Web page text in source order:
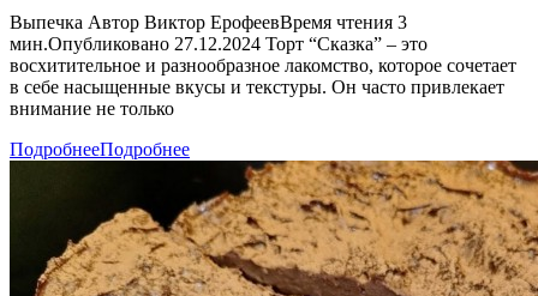
Выпечка Автор Виктор ЕрофеевВремя чтения 3
мин.Опубликовано 27.12.2024 Торт “Сказка” – это
восхитительное и разнообразное лакомство, которое сочетает
в себе насыщенные вкусы и текстуры. Он часто привлекает
внимание не только
ПодробнееПодробнее